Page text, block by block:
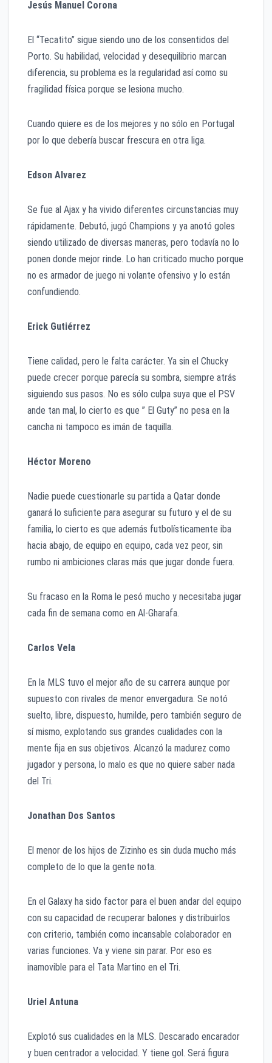
Jesús Manuel Corona
El “Tecatito” sigue siendo uno de los consentidos del
Porto. Su habilidad, velocidad y desequilibrio marcan
diferencia, su problema es la regularidad así como su
fragilidad física porque se lesiona mucho.
Cuando quiere es de los mejores y no sólo en Portugal
por lo que debería buscar frescura en otra liga.
Edson Alvarez
Se fue al Ajax y ha vivido diferentes circunstancias muy
rápidamente. Debutó, jugó Champions y ya anotó goles
siendo utilizado de diversas maneras, pero todavía no lo
ponen donde mejor rinde. Lo han criticado mucho porque
no es armador de juego ni volante ofensivo y lo están
confundiendo.
Erick Gutiérrez
Tiene calidad, pero le falta carácter. Ya sin el Chucky
puede crecer porque parecía su sombra, siempre atrás
siguiendo sus pasos. No es sólo culpa suya que el PSV
ande tan mal, lo cierto es que ” El Guty” no pesa en la
cancha ni tampoco es imán de taquilla.
Héctor Moreno
Nadie puede cuestionarle su partida a Qatar donde
ganará lo suficiente para asegurar su futuro y el de su
familia, lo cierto es que además futbolísticamente iba
hacia abajo, de equipo en equipo, cada vez peor, sin
rumbo ni ambiciones claras más que jugar donde fuera.
Su fracaso en la Roma le pesó mucho y necesitaba jugar
cada fin de semana como en Al-Gharafa.
Carlos Vela
En la MLS tuvo el mejor año de su carrera aunque por
supuesto con rivales de menor envergadura. Se notó
suelto, libre, dispuesto, humilde, pero también seguro de
sí mismo, explotando sus grandes cualidades con la
mente fija en sus objetivos. Alcanzó la madurez como
jugador y persona, lo malo es que no quiere saber nada
del Tri.
Jonathan Dos Santos
El menor de los hijos de Zizinho es sin duda mucho más
completo de lo que la gente nota.
En el Galaxy ha sido factor para el buen andar del equipo
con su capacidad de recuperar balones y distribuirlos
con criterio, también como incansable colaborador en
varias funciones. Va y viene sin parar. Por eso es
inamovible para el Tata Martino en el Tri.
Uriel Antuna
Explotó sus cualidades en la MLS. Descarado encarador
y buen centrador a velocidad. Y tiene gol. Será figura